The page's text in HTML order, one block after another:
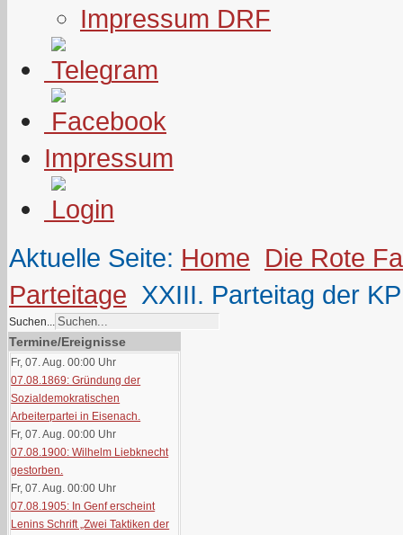
Impressum DRF
Impressum
Aktuelle Seite: Home Die Rote
Parteitage XXIII. Parteitag der
Suchen...
Termine/Ereignisse
Fr, 07. Aug. 00:00 Uhr
07.08.1869: Gründung der
Sozialdemokratischen
Arbeiterpartei in Eisenach.
Fr, 07. Aug. 00:00 Uhr
07.08.1900: Wilhelm Liebknecht
gestorben.
Fr, 07. Aug. 00:00 Uhr
07.08.1905: In Genf erscheint
Lenins Schrift „Zwei Taktiken der